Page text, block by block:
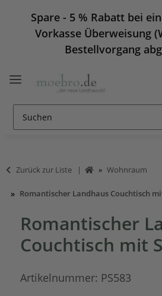
Spare - 5 % Rabatt bei
Vorkasse Überweisung
Bestellvorgang
Zurück zur Liste Wohnraum
Romantischer Landhaus Couchtisch
Romantischer
Couchtisch mit
Artikelnummer: PS583